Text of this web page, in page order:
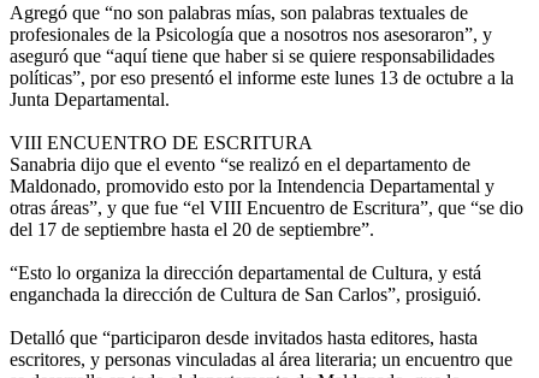
Agregó que “no son palabras mías, son palabras textuales de
profesionales de la Psicología que a nosotros nos asesoraron”, y
aseguró que “aquí tiene que haber si se quiere responsabilidades
políticas”, por eso presentó el informe este lunes 13 de octubre a la
Junta Departamental.
VIII ENCUENTRO DE ESCRITURA
Sanabria dijo que el evento “se realizó en el departamento de
Maldonado, promovido esto por la Intendencia Departamental y
otras áreas”, y que fue “el VIII Encuentro de Escritura”, que “se dio
del 17 de septiembre hasta el 20 de septiembre”.
“Esto lo organiza la dirección departamental de Cultura, y está
enganchada la dirección de Cultura de San Carlos”, prosiguió.
Detalló que “participaron desde invitados hasta editores, hasta
escritores, y personas vinculadas al área literaria; un encuentro que